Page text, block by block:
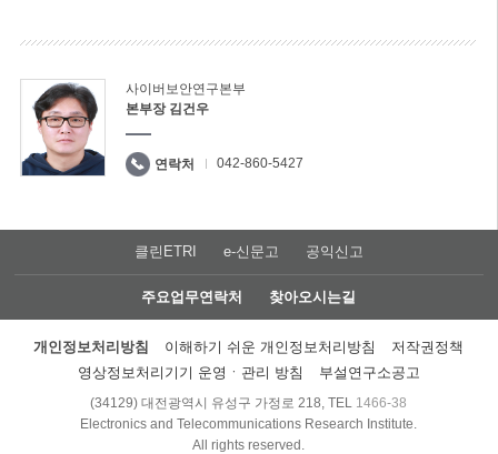
사이버보안연구본부
본부장 김건우
연락처 042-860-5427
클린ETRI e-신문고 공익신고
주요업무연락처 찾아오시는길
개인정보처리방침 이해하기 쉬운 개인정보처리방침
저작권정책
영상정보처리기기 운영ㆍ관리 방침
부설연구소공고
(34129) 대전광역시 유성구 가정로 218, TEL 1466-38
Electronics and Telecommunications Research Institute.
All rights reserved.